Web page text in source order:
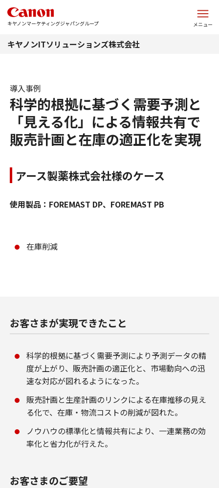
キヤノンマーケティングジャパングループ メニュー
キヤノンITソリューションズ株式会社
科学的根拠に基づく需要予測と
「見える化」による情報共有で
販売計画と在庫の適正化を実現
導入事例
アース製薬株式会社様のケース
使用製品：FOREMAST DP、FOREMAST PB
在庫削減
お客さまが実現できたこと
科学的根拠に基づく需要予測により予測データの精
度が上がり、販売計画の適正化と、市場動向への迅
速な対応が図れるようになった。
販売計画と生産計画のリンクによる在庫推移の見え
る化で、在庫・物流コストの削減が図れた。
ノウハウの標準化と情報共有により、一連業務の効
率化と省力化が行えた。
お客さまのご要望